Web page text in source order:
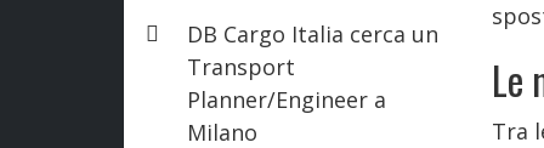
DB Cargo Italia cerca un
Transport
Planner/Engineer a
Milano
Le
Tra